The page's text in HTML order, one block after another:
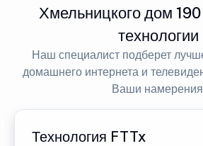
Хмельницкого дом 190
технологии
Наш специалист подберет
домашнего интернета и
Ваши
Технология FTTx